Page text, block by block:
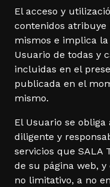
El acceso y
contenidos
mismos e implica
Usuario de todas y
incluidas en el
publicada en el
mismo.
El Usuario se
diligente y
servicios que SALA
de su página web,
no limitativo, a no